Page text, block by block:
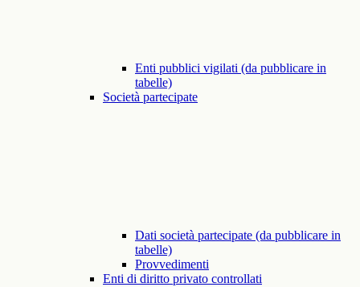
Enti pubblici vigilati (da pubblicare in
tabelle)
Società partecipate
Dati società partecipate (da pubblicare in
tabelle)
Provvedimenti
Enti di diritto privato controllati